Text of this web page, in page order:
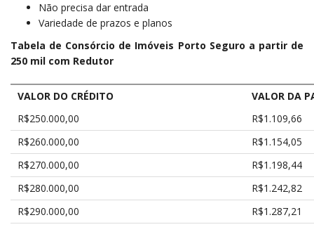
Não precisa dar entrada
Variedade de prazos e planos
Tabela de Consórcio de Imóveis Porto Seguro a partir de
250 mil com Redutor
VALOR DO CRÉDITO
VALOR DA
R$250.000,00
R$1.109,66
R$260.000,00
R$1.154,05
R$270.000,00
R$1.198,44
R$280.000,00
R$1.242,82
R$290.000,00
R$1.287,21